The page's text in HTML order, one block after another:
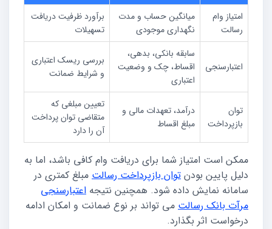
امتیاز وام
رسالت
میانگین حساب و مدت
نگهداری موجودی
برآورد ظرفیت دریافت
تسهیلات
اعتبارسنجی
سابقه بانکی، بدهی،
اقساط، چک و وضعیت
اعتباری
بررسی ریسک اعتباری
و شرایط ضمانت
توان
بازپرداخت
درآمد، تعهدات مالی و
مبلغ اقساط
تعیین مبلغی که
متقاضی توان پرداخت
آن را دارد
ممکن است امتیاز شما برای دریافت وام کافی باشد، اما به
دلیل پایین بودن توان بازپرداخت رسالت مبلغ کمتری در
سامانه نمایش داده شود. همچنین نتیجه اعتبارسنجی
مرآت بانک رسالت می تواند بر نوع ضمانت و امکان ادامه
درخواست اثر بگذارد.